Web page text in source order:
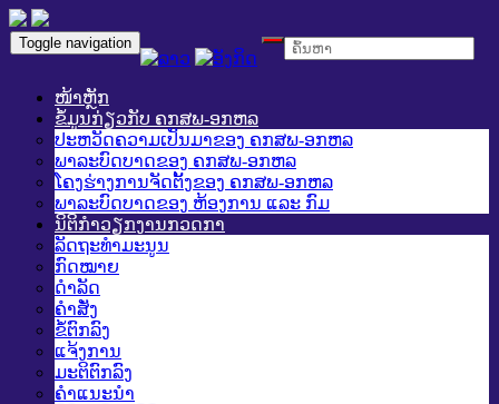
Toggle navigation
ໜ້າຫຼັກ
ຂໍ້ມູນກ່ຽວກັບ ຄກສພ-ອກຫລ
ປະຫວັດຄວາມເປັນມາຂອງ ຄກສພ-ອກຫລ
ພາລະບົດບາດຂອງ ຄກສພ-ອກຫລ
ໂຄງຮ່າງການຈັດຕັ້ງຂອງ ຄກສພ-ອກຫລ
ພາລະບົດບາດຂອງ ຫ້ອງການ ແລະ ກົມ
ນິຕິກໍາວຽກງານກວດກາ
ລັດຖະທໍາມະນູນ
ກົດໝາຍ
ດໍາລັດ
ຄໍາສັ່ງ
ຂໍ້ຕົກລົງ
ແຈ້ງການ
ມະຕິຕົກລົງ
ຄໍາແນະນໍາ